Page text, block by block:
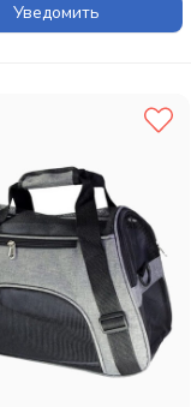
Уведомить